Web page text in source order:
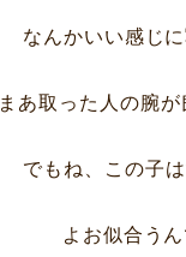
なんかいい感じ
まあ取った人の腕
でもね、この子
よお似合う